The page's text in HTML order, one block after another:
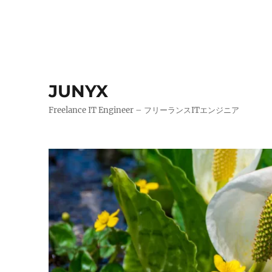
JUNYX
Freelance IT Engineer – フリーランスITエンジニア